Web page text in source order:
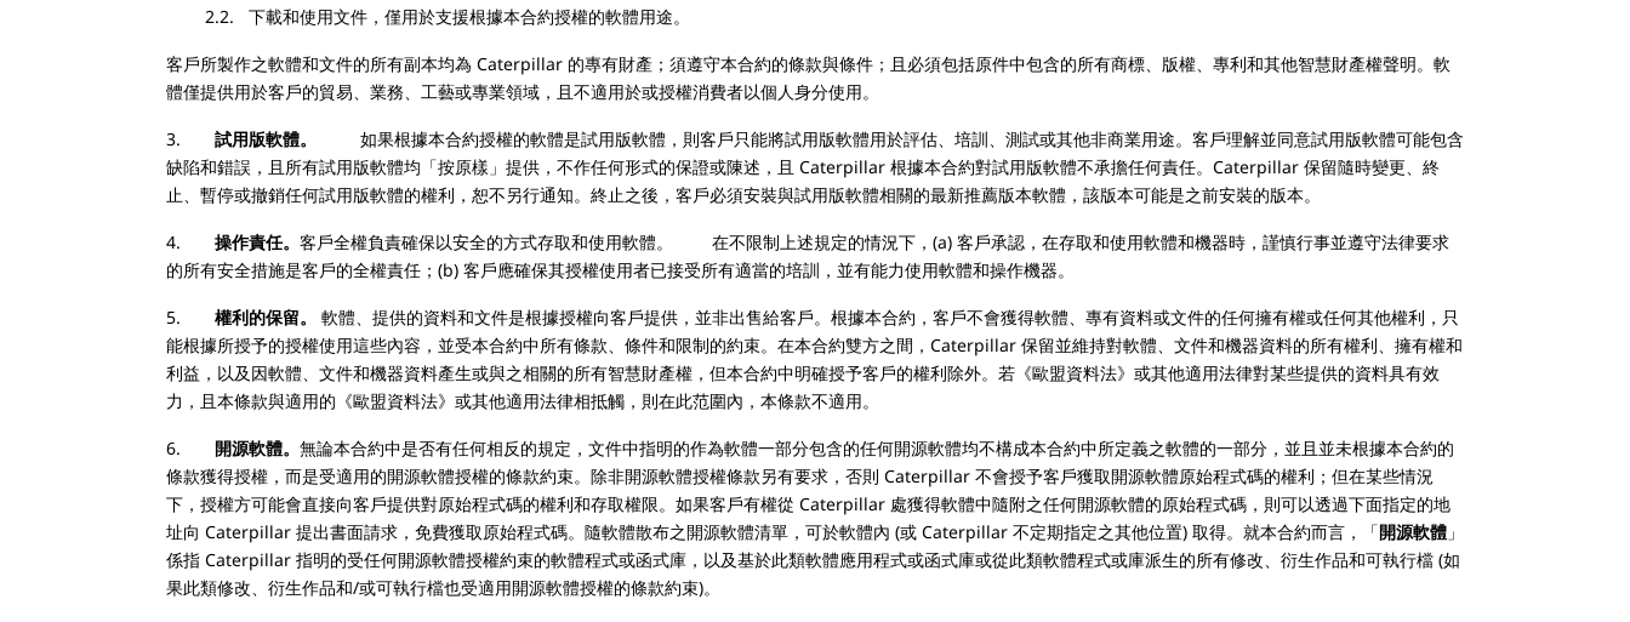
2.2. 下載和使用文件，僅用於支援根據本合約授權的軟體用途。
客戶所製作之軟體和文件的所有副本均為 Caterpillar 的專有財產；須遵守本合約的條款與條件；且必須包括原件中包含的所有商標、版權、專利和其他智慧財產權聲明。軟
體僅提供用於客戶的貿易、業務、工藝或專業領域，且不適用於或授權消費者以個人身分使用。
3. 試用版軟體。
如果根據本合約授權的軟體是試用版軟體，則客戶只能將試用版軟體用於評估、培訓、測試或其他非商業用途。客戶理解並同意試用版軟體可能包含
缺陷和錯誤，且所有試用版軟體均「按原樣」提供，不作任何形式的保證或陳述，且 Caterpillar 根據本合約對試用版軟體不承擔任何責任。Caterpillar 保留隨時變更、終
止、暫停或撤銷任何試用版軟體的權利，恕不另行通知。終止之後，客戶必須安裝與試用版軟體相關的最新推薦版本軟體，該版本可能是之前安裝的版本。
4. 操作責任。 客戶全權負責確保以安全的方式存取和使用軟體。 在不限制上述規定的情況下，(a) 客戶承認，在存取和使用軟體和機器時，謹慎行事並遵守法律要求
的所有安全措施是客戶的全權責任；(b) 客戶應確保其授權使用者已接受所有適當的培訓，並有能力使用軟體和操作機器。
5. 權利的保留。 軟體、提供的資料和文件是根據授權向客戶提供，並非出售給客戶。根據本合約，客戶不會獲得軟體、專有資料或文件的任何擁有權或任何其他權利，只
能根據所授予的授權使用這些內容，並受本合約中所有條款、條件和限制的約束。在本合約雙方之間，Caterpillar 保留並維持對軟體、文件和機器資料的所有權利、擁有權和
利益，以及因軟體、文件和機器資料產生或與之相關的所有智慧財產權，但本合約中明確授予客戶的權利除外。若《歐盟資料法》或其他適用法律對某些提供的資料具有效
力，且本條款與適用的《歐盟資料法》或其他適用法律相抵觸，則在此范圍內，本條款不適用。
6. 開源軟體。 無論本合約中是否有任何相反的規定，文件中指明的作為軟體一部分包含的任何開源軟體均不構成本合約中所定義之軟體的一部分，並且並未根據本合約的
條款獲得授權，而是受適用的開源軟體授權的條款約束。除非開源軟體授權條款另有要求，否則 Caterpillar 不會授予客戶獲取開源軟體原始程式碼的權利；但在某些情況
下，授權方可能會直接向客戶提供對原始程式碼的權利和存取權限。如果客戶有權從 Caterpillar 處獲得軟體中隨附之任何開源軟體的原始程式碼，則可以透過下面指定的地
址向 Caterpillar 提出書面請求，免費獲取原始程式碼。隨軟體散布之開源軟體清單，可於軟體內 (或 Caterpillar 不定期指定之其他位置) 取得。就本合約而言，「開源軟體 」
係指 Caterpillar 指明的受任何開源軟體授權約束的軟體程式或函式庫，以及基於此類軟體應用程式或函式庫或從此類軟體程式或庫派生的所有修改、衍生作品和可執行檔 (如
果此類修改、衍生作品和/或可執行檔也受適用開源軟體授權的條款約束)。